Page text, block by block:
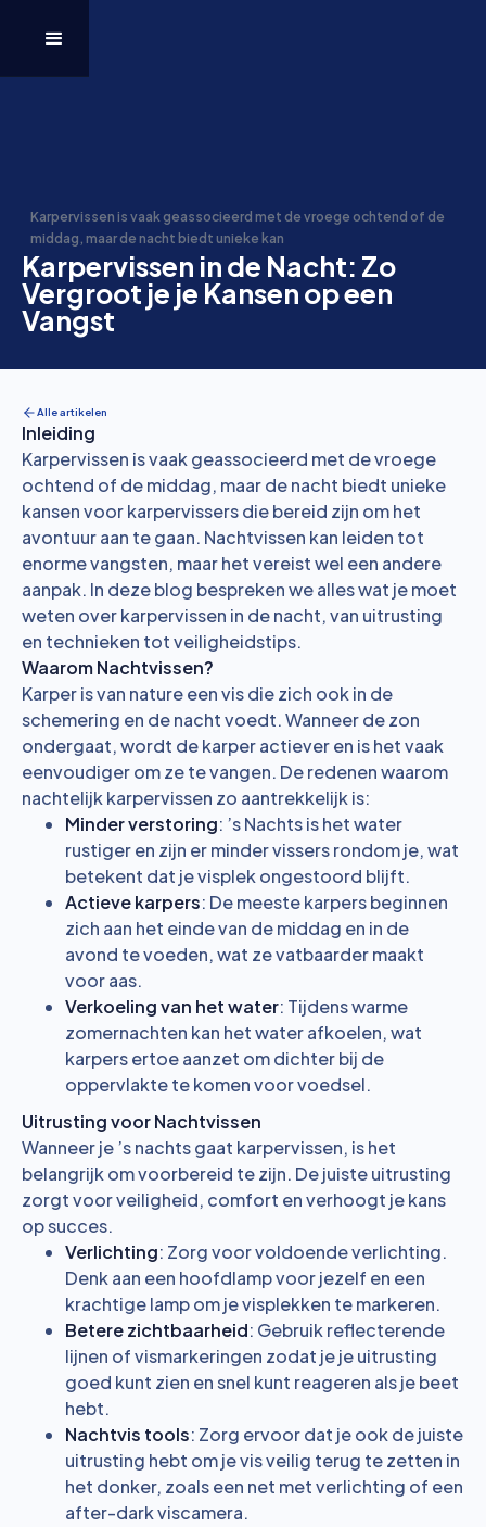
Karpervissen is vaak geassocieerd met de vroege ochtend of de
middag, maar de nacht biedt unieke kan
Karpervissen in de Nacht: Zo
Vergroot je je Kansen op een
Vangst
Alle artikelen
Inleiding
Karpervissen is vaak geassocieerd met de vroege
ochtend of de middag, maar de nacht biedt unieke
kansen voor karpervissers die bereid zijn om het
avontuur aan te gaan. Nachtvissen kan leiden tot
enorme vangsten, maar het vereist wel een andere
aanpak. In deze blog bespreken we alles wat je moet
weten over karpervissen in de nacht, van uitrusting
en technieken tot veiligheidstips.
Waarom Nachtvissen?
Karper is van nature een vis die zich ook in de
schemering en de nacht voedt. Wanneer de zon
ondergaat, wordt de karper actiever en is het vaak
eenvoudiger om ze te vangen. De redenen waarom
nachtelijk karpervissen zo aantrekkelijk is:
Minder verstoring: ’s Nachts is het water
rustiger en zijn er minder vissers rondom je, wat
betekent dat je visplek ongestoord blijft.
Actieve karpers: De meeste karpers beginnen
zich aan het einde van de middag en in de
avond te voeden, wat ze vatbaarder maakt
voor aas.
Verkoeling van het water: Tijdens warme
zomernachten kan het water afkoelen, wat
karpers ertoe aanzet om dichter bij de
oppervlakte te komen voor voedsel.
Uitrusting voor Nachtvissen
Wanneer je ’s nachts gaat karpervissen, is het
belangrijk om voorbereid te zijn. De juiste uitrusting
zorgt voor veiligheid, comfort en verhoogt je kans
op succes.
Verlichting: Zorg voor voldoende verlichting.
Denk aan een hoofdlamp voor jezelf en een
krachtige lamp om je visplekken te markeren.
Betere zichtbaarheid: Gebruik reflecterende
lijnen of vismarkeringen zodat je je uitrusting
goed kunt zien en snel kunt reageren als je beet
hebt.
Nachtvis tools: Zorg ervoor dat je ook de juiste
uitrusting hebt om je vis veilig terug te zetten in
het donker, zoals een net met verlichting of een
after-dark viscamera.